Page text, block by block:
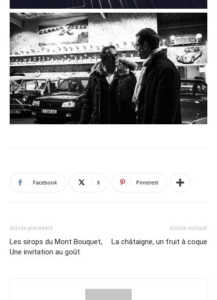
Facebook X Pinterest
Article précédent
Les sirops du Mont Bouquet,
Une invitation au goût
Article suivant
La châtaigne, un fruit à coque